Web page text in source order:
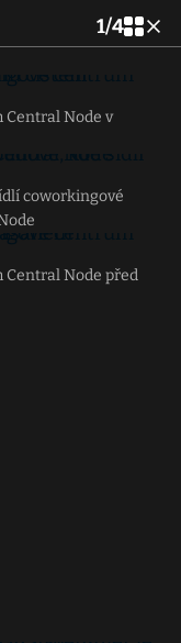
1/4
Central Node v
coworkingové
Central Node před